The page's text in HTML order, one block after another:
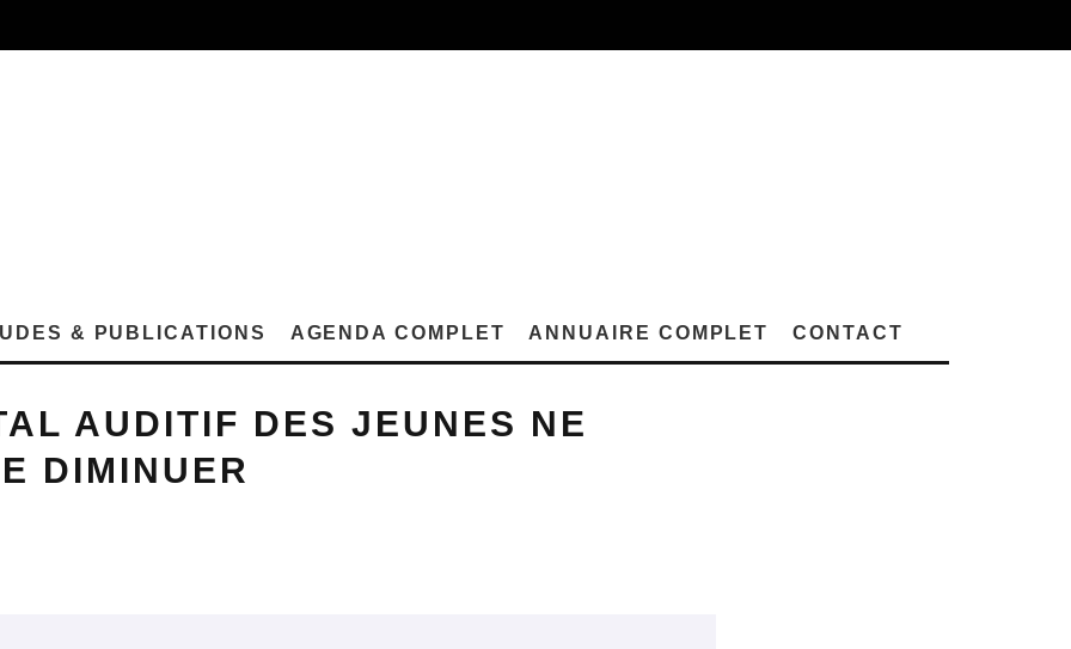
& PUBLICATIONS AGENDA COMPLET ANNUAIRE COMPLET CONTACT
AUDITIF DES JEUNES NE
DIMINUER